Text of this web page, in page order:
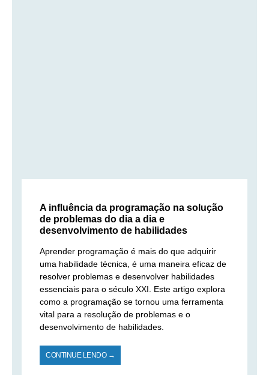
A influência da programação na solução
de problemas do dia a dia e
desenvolvimento de habilidades
Aprender programação é mais do que adquirir
uma habilidade técnica, é uma maneira eficaz de
resolver problemas e desenvolver habilidades
essenciais para o século XXI. Este artigo explora
como a programação se tornou uma ferramenta
vital para a resolução de problemas e o
desenvolvimento de habilidades.
CONTINUE LENDO →